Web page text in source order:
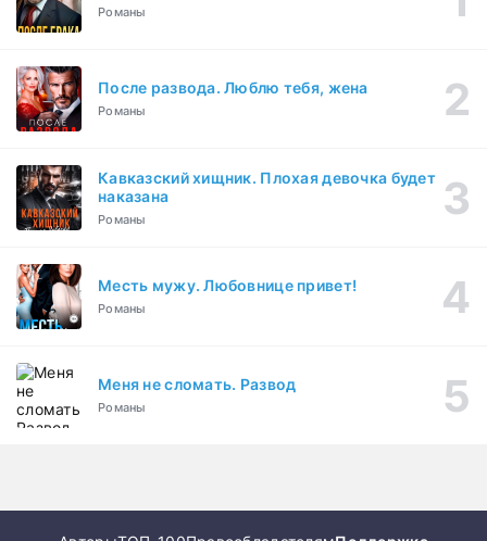
Романы
После развода. Люблю тебя, жена
Романы
Кавказский хищник. Плохая девочка будет
наказана
Романы
Месть мужу. Любовнице привет!
Романы
Меня не сломать. Развод
Романы